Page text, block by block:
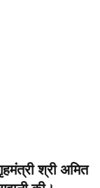
श्री अमित